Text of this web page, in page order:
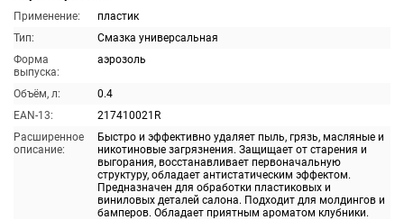
Применение:
пластик
Тип:
Смазка универсальная
Форма
выпуска:
аэрозоль
Объём, л:
0.4
EAN-13:
217410021R
Расширенное
описание:
Быстро и эффективно удаляет пыль, грязь, масляные и
никотиновые загрязнения. Защищает от старения и
выгорания, восстанавливает первоначальную
структуру, обладает антистатическим эффектом.
Предназначен для обработки пластиковых и
виниловых деталей салона. Подходит для молдингов и
бамперов. Обладает приятным ароматом клубники.